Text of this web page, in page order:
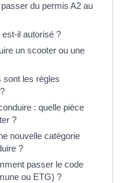
du permis A2 au
il autorisé ?
un scooter ou une
sont les règles
: quelle pièce
?
nouvelle catégorie
?
passer le code
ou ETG) ?